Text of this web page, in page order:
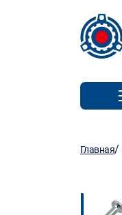
Главная/